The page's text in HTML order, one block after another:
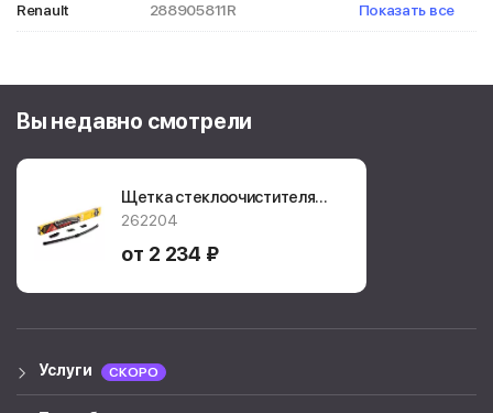
Renault
288905811R
7701038296
Показать все
Вы недавно смотрели
Щетка стеклоочистителя
SWF Connect Front
262204
от 2 234 ₽
Услуги СКОРО